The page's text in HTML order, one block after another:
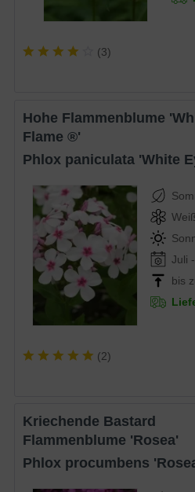
(3)
Hohe Flammenblume 'White Eye
Flame ®'
Phlox paniculata 'White
Juli
bis
(2)
Kriechende Bastard
Flammenblume 'Rosea'
Phlox procumbens